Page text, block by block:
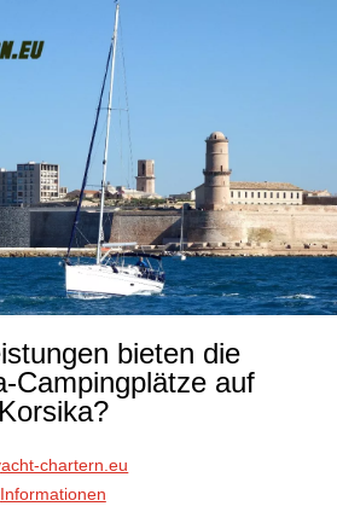
bieten die
Campingplätze auf
Korsika?
chartern.eu
Informationen